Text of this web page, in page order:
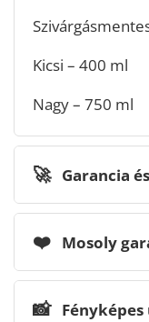
Kicsi – 400 ml
Nagy – 750 ml
🚀 Garancia
❤️ Mosoly
📸